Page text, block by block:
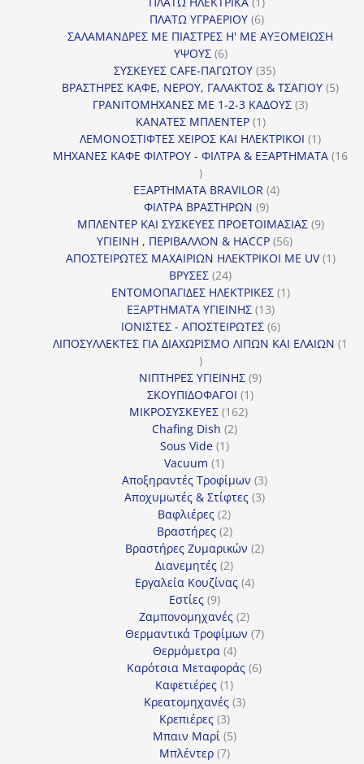
προϊόν
ΠΛΑΤΩ ΥΓΡΑΕΡΙΟΥ 66
προϊόντα
ΣΑΛΑΜΑΝΔΡΕΣ ΜΕ ΠΙΑΣΤΡΕΣ Η' ΜΕ ΑΥΞΟΜΕΙΩΣΗ
ΥΨΟΥΣ 66
προϊόντα
ΣΥΣΚΕΥΕΣ CAFE-ΠΑΓΩΤΟΥ 3535
προϊόντα
ΒΡΑΣΤΗΡΕΣ ΚΑΦΕ, ΝΕΡΟΥ, ΓΑΛΑΚΤΟΣ & ΤΣΑΓΙΟΥ 55
ΓΡΑΝΙΤΟΜΗΧΑΝΕΣ ΜΕ 1-2-3 ΚΑΔΟΥΣ 33
ΚΑΝΑΤΕΣ ΜΠΛΕΝΤΕΡ 11
προϊόν
ΛΕΜΟΝΟΣΤΙΦΤΕΣ ΧΕΙΡΟΣ ΚΑΙ ΗΛΕΚΤΡΙΚΟΙ 11
προϊόν
ΜΗΧΑΝΕΣ ΚΑΦΕ ΦΙΛΤΡΟΥ - ΦΙΛΤΡΑ & ΕΞΑΡΤΗΜΑΤΑ 16
16
προϊόντα
ΕΞΑΡΤΗΜΑΤΑ BRAVILOR 44
ΦΙΛΤΡΑ ΒΡΑΣΤΗΡΩΝ 99
προϊόντα
ΜΠΛΕΝΤΕΡ ΚΑΙ ΣΥΣΚΕΥΕΣ ΠΡΟΕΤΟΙΜΑΣΙΑΣ 99
ΥΓΙΕΙΝΗ , ΠΕΡΙΒΑΛΛΟΝ & HACCP 5656
προϊόντα
ΑΠΟΣΤΕΙΡΩΤΕΣ ΜΑΧΑΙΡΙΩΝ ΗΛΕΚΤΡΙΚΟΙ ΜΕ UV 11
ΒΡΥΣΕΣ 2424
προϊόντα
ΕΝΤΟΜΟΠΑΓΙΔΕΣ ΗΛΕΚΤΡΙΚΕΣ 11
ΕΞΑΡΤΗΜΑΤΑ ΥΓΙΕΙΝΗΣ 1313
προϊόντα
ΙΟΝΙΣΤΕΣ - ΑΠΟΣΤΕΙΡΩΤΕΣ 66
προϊόντα
ΛΙΠΟΣΥΛΛΕΚΤΕΣ ΓΙΑ ΔΙΑΧΩΡΙΣΜΟ ΛΙΠΩΝ ΚΑΙ ΕΛΑΙΩΝ 1
1
προϊόν
ΝΙΠΤΗΡΕΣ ΥΓΙΕΙΝΗΣ 99
ΣΚΟΥΠΙΔΟΦΑΓΟΙ 11
ΜΙΚΡΟΣΥΣΚΕΥΕΣ 162162
Chafing Dish 22
Sous Vide 11
Vacuum 11
προϊόν
Αποξηραντές Τροφίμων 33
προϊόντα
Αποχυμωτές & Στίφτες 33
Βαφλιέρες 22
προϊόντα
Βραστήρες 22
προϊόντα
Βραστήρες Ζυμαρικών 22
Διανεμητές 22
προϊόντα
Εργαλεία Κουζίνας 44
Εστίες 99
προϊόντα
Ζαμπονομηχανές 22
προϊόντα
Θερμαντικά Τροφίμων 77
Θερμόμετρα 44
προϊόντα
Καρότσια Μεταφοράς 66
Καφετιέρες 11
προϊόν
Κρεατομηχανές 33
Κρεπιέρες 33
προϊόντα
Μπαιν Μαρί 55
Μπλέντερ 77